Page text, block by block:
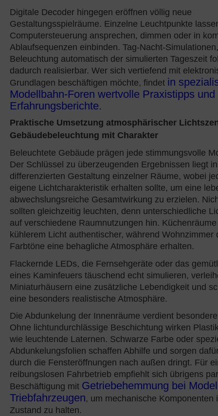
Digitale Decoder hingegen eröffnen völlig neue
Gestaltungsspielräume. Einzelne Leuchtpunkte
Computersteuerung ansprechen, dimmen oder in
Ablaufsequenzen einbinden. Tag-Nacht-
Beleuchtung automatisch der simulierten Tageszeit
dadurch realisierbar. Wer sich vertiefend mit
Grundlagen beschäftigen möchte, findet in
Modellbahn-Foren wertvolle Praxistipps und
Erfahrungsberichte.
Praktische Umsetzung atmosphärischer
Gebäudebeleuchtung mit Charakter
Beleuchtete Gebäude prägen jede stimmungsvolle
Der Schlüssel zu überzeugenden Ergebnissen liegt
differenzierten Gestaltung einzelner Räume, wobei
eigene Lichtcharakteristik erhalten sollte, um eine
abwechslungsreiche Gesamtwirkung zu erzielen.
sollten gleichzeitig leuchten, denn unterschiedliche
auf verschiedene Raumnutzungen hin.
kühlerem Licht authentischer, während Wohnzimmer
Farbtöne eine behagliche Atmosphäre erhalten.
Flackernde LEDs, die Fernsehgeräte oder das
eines Kaminfeuers täuschend echt simulieren,
Miniaturhäusern eine zusätzliche Lebendigkeit und
eine besonders realistische Atmosphäre.
Die Abdunkelung der Innenräume verdient
Ohne lichtundurchlässige Beschichtung wirken
wie leuchtende Laternen. Schwarze Farbe oder
Abdunkelungsfolien schaffen Abhilfe und sorgen
durch die Fensteröffnungen nach außen dringt. Für
reibungslosen Fahrbetrieb empfiehlt sich übrigens
Beschäftigung mit Getriebehemmung bei
Triebfahrzeugen, um mechanische Komponenten
Zustand zu halten.